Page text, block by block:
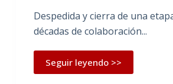
Despedida y cierra de una
décadas de colaboración...
Seguir leyendo >>